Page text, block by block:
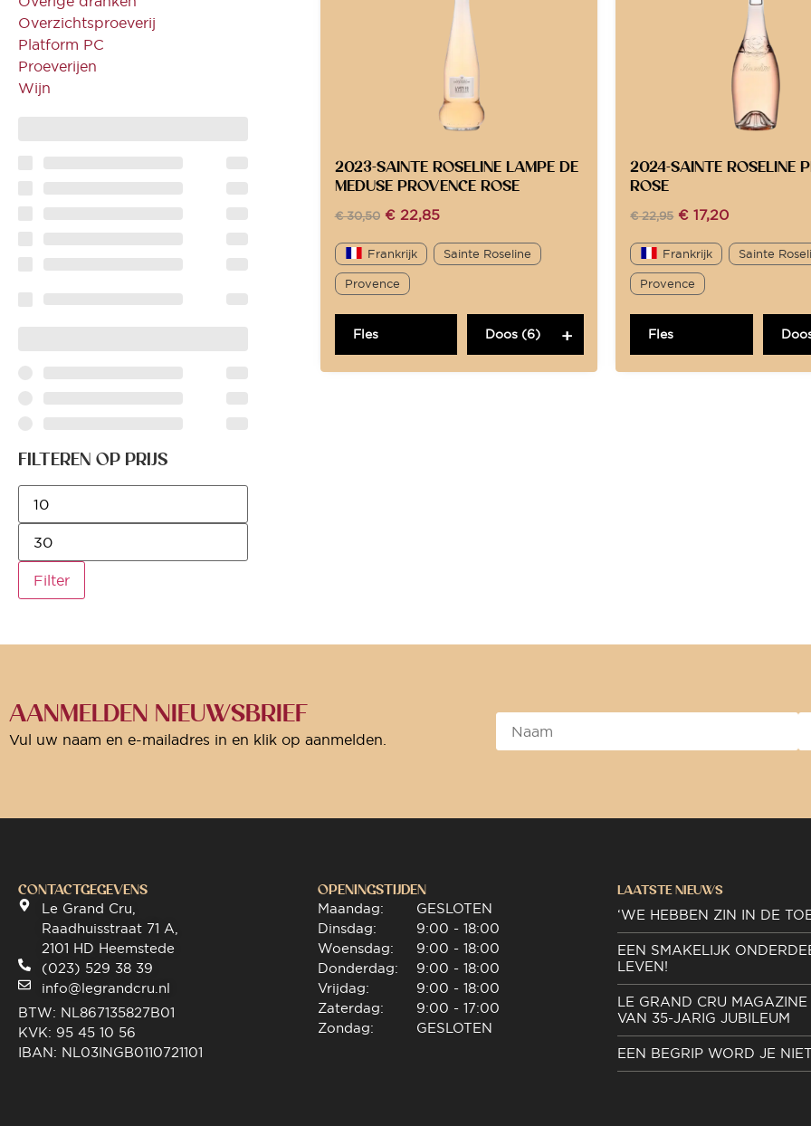
Overzichtsproeverij
Platform PC
Proeverijen
Wijn
FILTEREN OP PRIJS
Filter
2023-SAINTE ROSELINE LAMPE DE
MEDUSE PROVENCE ROSE
€30,50 €22,85
Frankrijk Sainte Roseline
Provence
Fles Doos (6)
2024-SAINTE ROSELINE
ROSE
€22,95 € 17,20
Frankrijk Sainte
Provence
Fles
AANMELDEN NIEUWSBRIEF
Vul uw naam en e-mailadres in en klik op aanmelden.
CONTACTGEGEVENS
Le Grand Cru,
Raadhuisstraat 71 A,
2101 HD Heemstede
(023) 529 38 39
info@legrandcru.nl
BTW: NL867135827B01
KVK: 95 45 10 56
IBAN: NL03INGB0110721101
OPENINGSTIJDEN
Maandag:
Dinsdag:
Woensdag:
Donderdag:
Vrijdag:
Zaterdag:
Zondag:
GESLOTEN
9:00 - 18:00
9:00 - 18:00
9:00 - 18:00
9:00 - 18:00
9:00 - 17:00
GESLOTEN
LAATSTE NIEUWS
‘WE HEBBEN ZIN IN DE
EEN SMAKELIJK
LEVEN!
LE GRAND CRU MAGAZINE
VAN 35-JARIG JUBILEUM
EEN BEGRIP WORD JE